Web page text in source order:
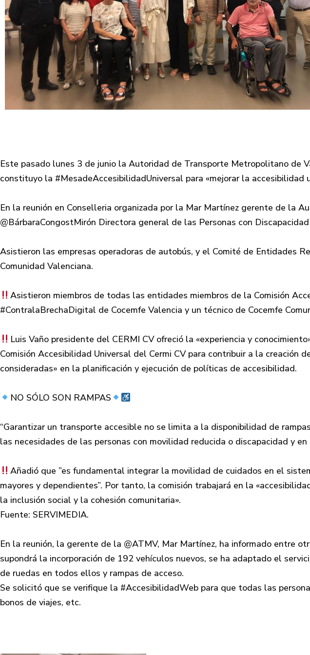
Este pasado lunes 3 de junio la Autoridad de Transporte Metropolitano de
constituyo la #MesadeAccesibilidadUniversal para «mejorar la accesibilidad
En la reunión en Conselleria organizada por la Mar Martínez gerente de la
@BárbaraCongostMirón Directora general de las Personas con
Asistieron las empresas operadoras de autobús, y el Comité de Entidades
Comunidad Valenciana.
Asistieron miembros de todas las entidades miembros de la Comisión
#ContralaBrechaDigital de Cocemfe Valencia y un técnico de Cocemfe
Luis Vaño presidente del CERMI CV ofreció la «experiencia y
Comisión Accesibilidad Universal del Cermi CV para contribuir a la creación
consideradas» en la planificación y ejecución de políticas de accesibilidad.
NO SÓLO SON RAMPAS
“Garantizar un transporte accesible no se limita a la disponibilidad de
las necesidades de las personas con movilidad reducida o discapacidad y
Añadió que ”es fundamental integrar la movilidad de cuidados en el
mayores y dependientes”. Por tanto, la comisión trabajará en la
la inclusión social y la cohesión comunitaria».
Fuente: SERVIMEDIA.
En la reunión, la gerente de la @ATMV, Mar Martínez, ha informado entre
supondrá la incorporación de 192 vehículos nuevos, se ha adaptado el
de ruedas en todos ellos y rampas de acceso.
Se solicitó que se verifique la #AccesibilidadWeb para que todas las
bonos de viajes, etc.